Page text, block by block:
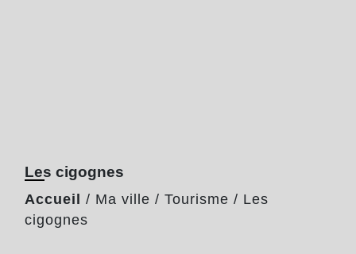
Les cigognes
Accueil / Ma ville / Tourisme / Les
cigognes